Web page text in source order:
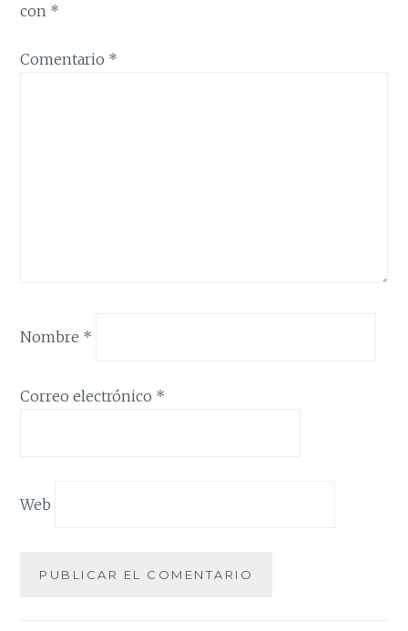
con *
Comentario *
Nombre *
Correo electrónico *
Web